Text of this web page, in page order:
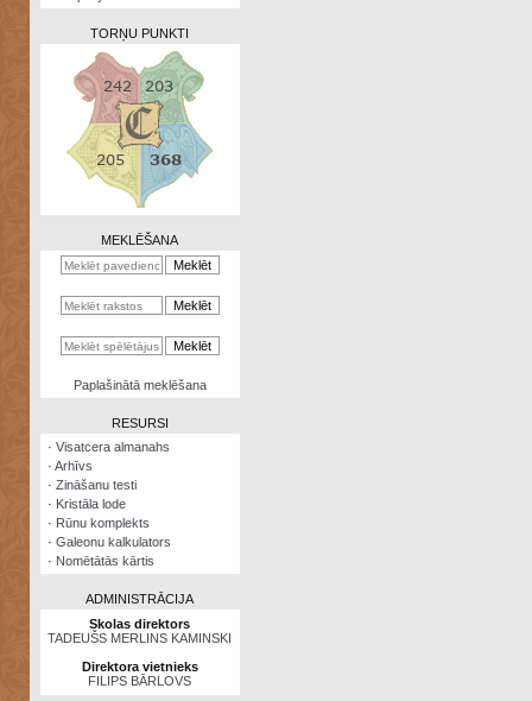
Zināšanu
kalkulators
Nomētātās
TORŅU PUNKTI
MEKLĒŠANA
Paplašinātā meklēšana
RESURSI
· Visatcera almanahs
· Arhīvs
· Zināšanu testi
· Kristāla lode
· Rūnu komplekts
· Galeonu kalkulators
· Nomētātās kārtis
ADMINISTRĀCIJA
Skolas direktors
TADEUŠS MERLINS KAMINSKI
Direktora vietnieks
FILIPS BĀRLOVS